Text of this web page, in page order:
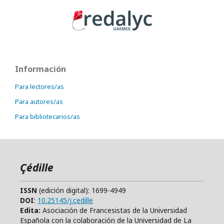
Información
Para lectores/as
Para autores/as
Para bibliotecarios/as
Çédille
ISSN (edición digital): 1699-4949
DOI: 10.25145/j.cedille
Edita: Asociación de Francesistas de la Universidad
Española con la colaboración de la Universidad de La